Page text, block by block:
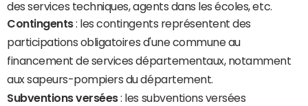
des services techniques, agents dans les écoles, etc.
Contingents: les contingents représentent des
participations obligatoires d'une commune au
financement de services départementaux, notamment
aux sapeurs-pompiers du département.
Subventions versées: les subventions versées